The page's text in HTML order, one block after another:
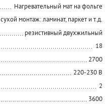
Нагревательный мат на фольге
сухой монтаж: ламинат, паркет и т.д.
резистивный двухжильный
18
2700
220-230 В
2
3600